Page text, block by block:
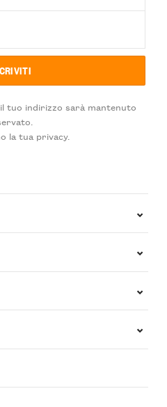
tuo indirizzo sarà mantenuto
la tua privacy.